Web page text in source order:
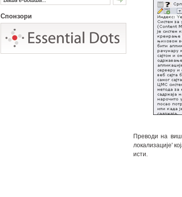
Спонзори
Преводи на
локализације'
исти.